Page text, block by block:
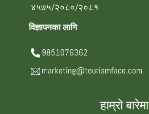
४५७५/२०८०/२०८१
विज्ञापनका लागि
9851076362
marketing@tourismface.com
हाम्रो बारेमा